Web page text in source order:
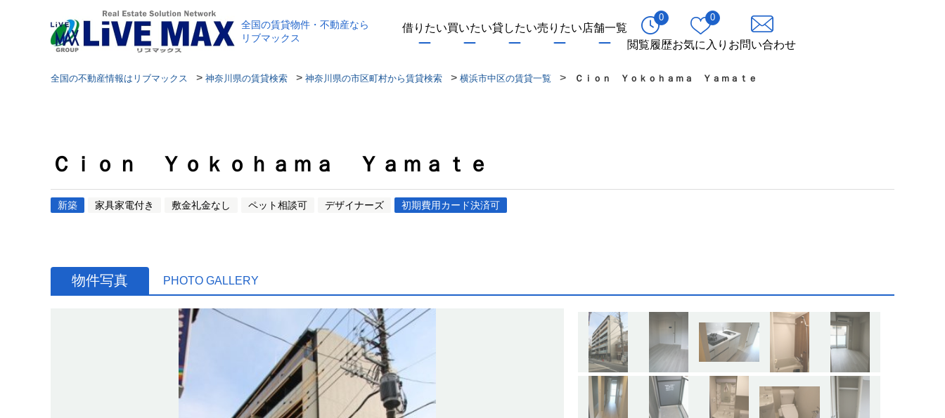
全国の賃貸物件・不動産なら
リブマックス
借りたい買いたい貸したい売りたい店舗一覧
0
閲覧履歴
0
お気に入り お問い合わせ
全国の不動産情報はリブマックス > 神奈川県の賃貸検索 > 神奈川県の市区町村から賃貸検索 > 横浜市中区の賃貸一覧 > Ｃｉｏｎ Ｙｏｋｏｈａｍａ Ｙａｍａｔｅ
Ｃｉｏｎ Ｙｏｋｏｈａｍａ Ｙａｍａｔｅ
新築 家具家電付き 敷金礼金なし ペット相談可 デザイナーズ 初期費用カード決済可
物件写真 PHOTO GALLERY